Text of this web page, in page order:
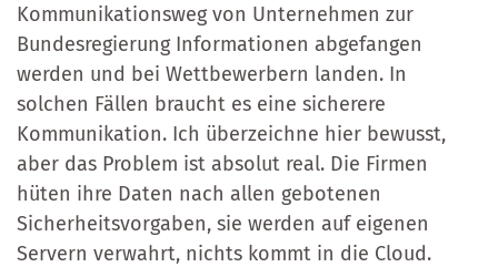
Kommunikationsweg von Unternehmen zur
Bundesregierung Informationen abgefangen
werden und bei Wettbewerbern landen. In
solchen Fällen braucht es eine sicherere
Kommunikation. Ich überzeichne hier bewusst,
aber das Problem ist absolut real. Die Firmen
hüten ihre Daten nach allen gebotenen
Sicherheitsvorgaben, sie werden auf eigenen
Servern verwahrt, nichts kommt in die Cloud.